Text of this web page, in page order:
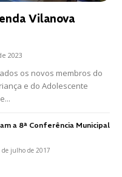
Vilanova
2023
os novos membros do
e do Adolescente
a 8ª Conferência Municipal
de julho de 2017